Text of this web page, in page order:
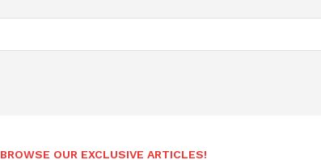
BROWSE OUR EXCLUSIVE ARTICLES!